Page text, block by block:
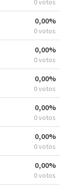
0,00%
0 votos
0,00%
0 votos
0,00%
0 votos
0,00%
0 votos
0,00%
0 votos
0,00%
0 votos